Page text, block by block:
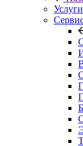
Услуги